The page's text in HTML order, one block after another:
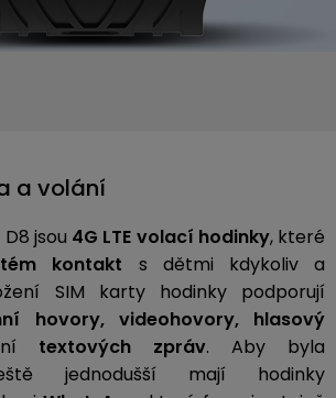
a volání
D8 jsou 4G LTE volací hodinky, které
kontakt s dětmi kdykoliv a
SIM karty hodinky podporují
hovory, videohovory, hlasový
textových zpráv. Aby byla
jednodušší mají hodinky